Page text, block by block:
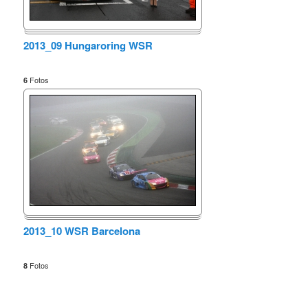
2013_09 Hungaroring WSR
6 Fotos
2013_10 WSR Barcelona
8 Fotos